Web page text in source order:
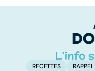
RECETTES